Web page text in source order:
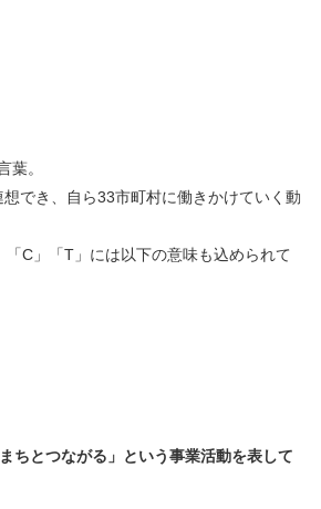
葉。
想でき、自ら33市町村に働きかけていく動
「C」「T」には以下の意味も込められて
ちとつながる」という事業活動を表して